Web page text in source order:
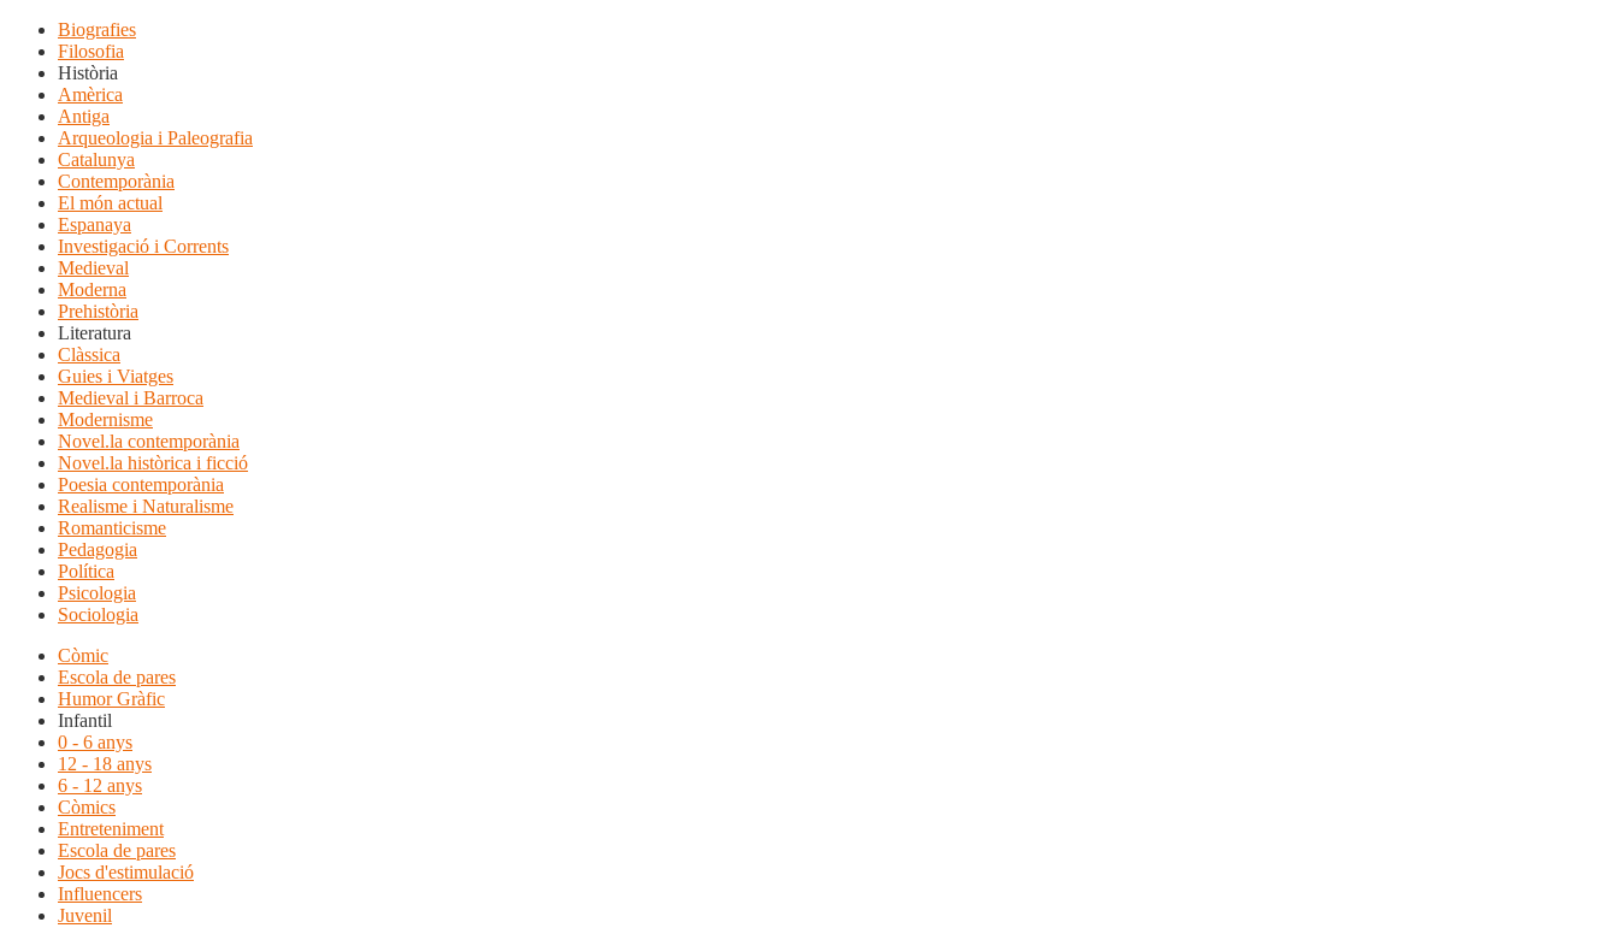
Biografies
Filosofia
Història
Amèrica
Antiga
Arqueologia i Paleografia
Catalunya
Contemporània
El món actual
Espanaya
Investigació i Corrents
Medieval
Moderna
Prehistòria
Literatura
Clàssica
Guies i Viatges
Medieval i Barroca
Modernisme
Novel.la contemporània
Novel.la històrica i ficció
Poesia contemporània
Realisme i Naturalisme
Romanticisme
Pedagogia
Política
Psicologia
Sociologia
Còmic
Escola de pares
Humor Gràfic
Infantil
0 - 6 anys
12 - 18 anys
6 - 12 anys
Còmics
Entreteniment
Escola de pares
Jocs d'estimulació
Influencers
Juvenil